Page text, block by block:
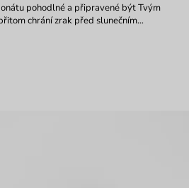
pohodlné a připravené být Tvým
chrání zrak před slunečním…